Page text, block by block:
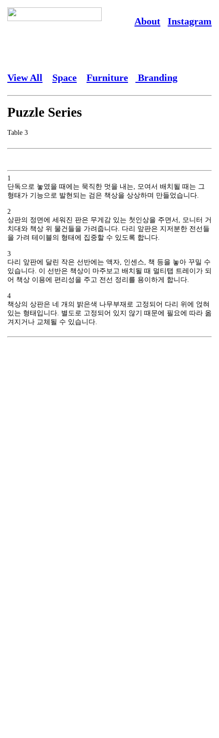
About Instagram
View All Space Furniture Branding
Puzzle Series
Table 3
1
단독으로 놓였을 때에는 묵직한 멋을 내는, 모여서 배치될 때는 그
형태가 기능으로 발현되는 검은 책상을 상상하며 만들었습니다.
2
상판의 정면에 세워진 판은 무게감 있는 첫인상을 주면서, 모니터 거
치대와 책상 위 물건들을 가려줍니다. 다리 앞판은 지저분한 전선들
을 가려 테이블의 형태에 집중할 수 있도록 합니다.
3
다리 앞판에 달린 작은 선반에는 액자, 인센스, 책 등을 놓아 꾸밀 수
있습니다. 이 선반은 책상이 마주보고 배치될 때 멀티탭 트레이가 되
어 책상 이용에 편리성을 주고 전선 정리를 용이하게 합니다.
4
책상의 상판은 네 개의 밝은색 나무부재로 고정되어 다리 위에 얹혀
있는 형태입니다. 별도로 고정되어 있지 않기 때문에 필요에 따라 옮
겨지거나 교체될 수 있습니다.